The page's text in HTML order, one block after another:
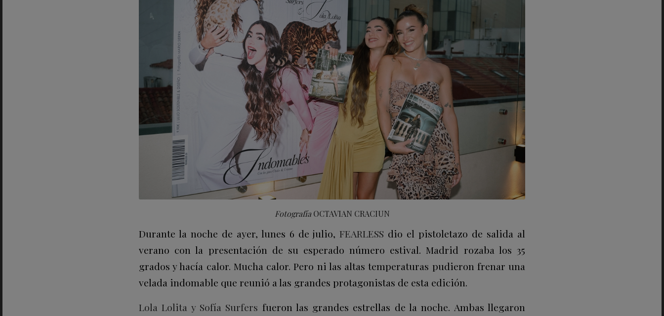
FotografíaOCTAVIAN CRACIUN
Durante la noche de ayer, lunes 6 de julio,FEARLESS dio el pistoletazo de salida al
verano con la presentación de su esperado número estival. Madrid rozaba los 35
grados y hacía calor. Mucha calor. Pero ni las altas temperaturas pudieron frenar una
velada indomable que reunió a las grandes protagonistas de esta edición.
Lola Lolita y Sofía Surfers fueron las grandes estrellas de la noche. Ambas llegaron